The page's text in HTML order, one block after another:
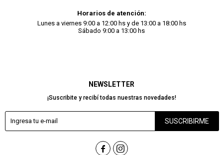
NEWSLETTER
¡Suscribite y recibí todas nuestras novedades!
SUSCRIBIRME
 
Horarios de atención:
Lunes a viernes 9:00 a 12:00 hs y de 13:00 a 18:00 hs
Sábado 9:00 a 13:00 hs